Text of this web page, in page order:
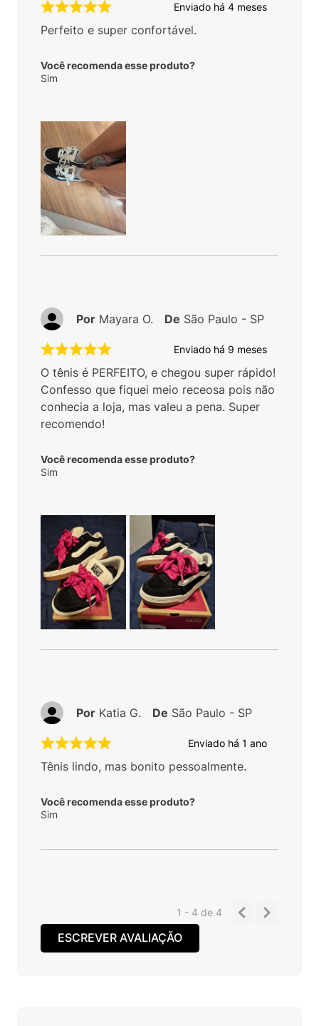
Enviado há 4 meses
Perfeito e super confortável.
Você recomenda esse produto?
Sim
Enviado há 9 meses
O tênis é PERFEITO, e chegou super rápido!
Confesso que fiquei meio receosa pois não
conhecia a loja, mas valeu a pena. Super
recomendo!
Você recomenda esse produto?
Sim
Por Mayara O. De São Paulo - SP
Enviado há 1 ano
Tênis lindo, mas bonito pessoalmente.
Você recomenda esse produto?
Sim
Por Katia G. De São Paulo - SP
1 - 4de 4
ESCREVER AVALIAÇÃO